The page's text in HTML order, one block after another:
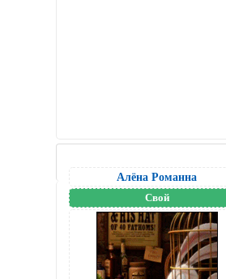
Алёна Романна
Свой